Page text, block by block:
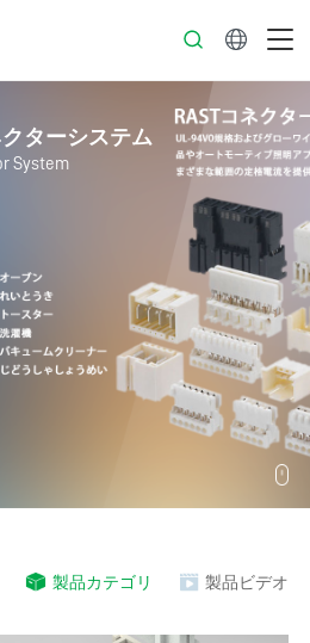
クターシステム
System
製品カテゴリ 製品ビデオ